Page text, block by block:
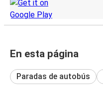
En esta página
Paradas de autobús